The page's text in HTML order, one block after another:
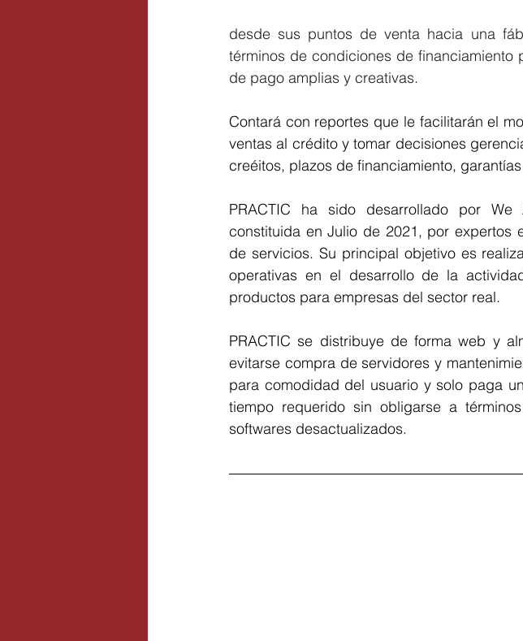
desde sus puntos de venta hacia una
términos de condiciones de
de pago amplias y creativas.
Contará con reportes que le facilitarán el
ventas al crédito y tomar decisiones
creéitos, plazos de financiamiento,
PRACTIC ha sido desarrollado por
constituida en Julio de 2021, por expertos
de servicios. Su principal objetivo es
operativas en el desarrollo de la
productos para empresas del sector real.
PRACTIC se distribuye de forma web y
evitarse compra de servidores y
para comodidad del usuario y solo paga
tiempo requerido sin obligarse a
softwares desactualizados.